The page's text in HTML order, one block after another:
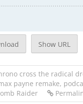
Show URL
cross the radical
payne remake,
Raider